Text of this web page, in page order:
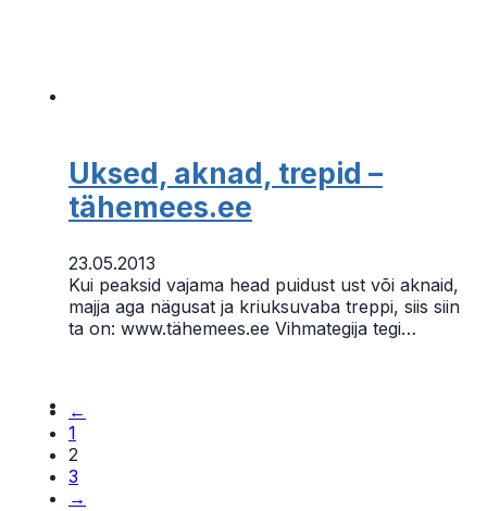
Uksed, aknad, trepid –
tähemees.ee
23.05.2013
Kui peaksid vajama head puidust ust või aknaid,
majja aga nägusat ja kriuksuvaba treppi, siis siin
ta on: www.tähemees.ee Vihmategija tegi…
←
1
2
3
→